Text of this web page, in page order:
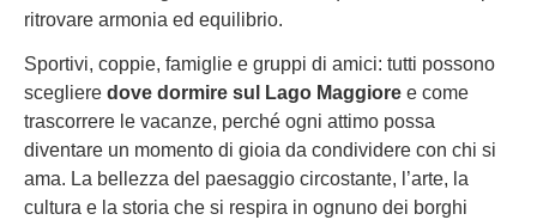
ritrovare armonia ed equilibrio.
Sportivi, coppie, famiglie e gruppi di amici: tutti possono
scegliere dove dormire sul Lago Maggiore e come
trascorrere le vacanze, perché ogni attimo possa
diventare un momento di gioia da condividere con chi si
ama. La bellezza del paesaggio circostante, l’arte, la
cultura e la storia che si respira in ognuno dei borghi